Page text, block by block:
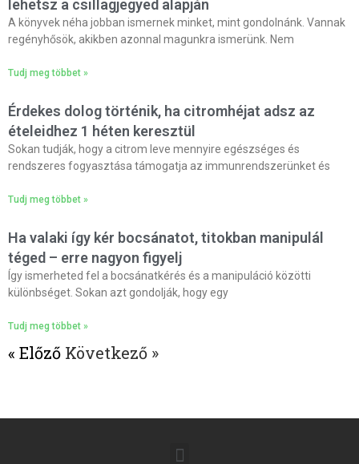
lehetsz a csillagjegyed alapján
A könyvek néha jobban ismernek minket, mint gondolnánk. Vannak
regényhősök, akikben azonnal magunkra ismerünk. Nem
Tudj meg többet »
Érdekes dolog történik, ha citromhéjat adsz az
ételeidhez 1 héten keresztül
Sokan tudják, hogy a citrom leve mennyire egészséges és
rendszeres fogyasztása támogatja az immunrendszerünket és
Tudj meg többet »
Ha valaki így kér bocsánatot, titokban manipulál
téged – erre nagyon figyelj
Így ismerheted fel a bocsánatkérés és a manipuláció közötti
különbséget. Sokan azt gondolják, hogy egy
Tudj meg többet »
« Előző Következő »